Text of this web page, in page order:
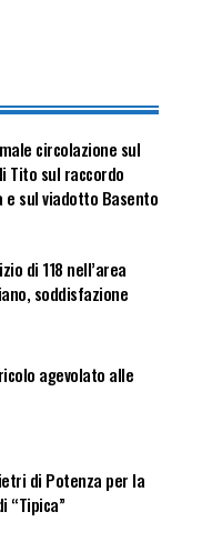
circolazione sul
Tito sul raccordo
e sul viadotto Basento
di 118 nell’area
soddisfazione
agevolato alle
di Potenza per la
“Tipica”